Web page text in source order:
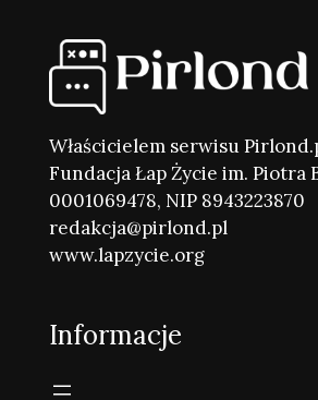
Właścicielem serwisu
Fundacja Łap Życie im. Piotra
0001069478, NIP 8943223870
redakcja@pirlond.pl
www.lapzycie.org
Informacje